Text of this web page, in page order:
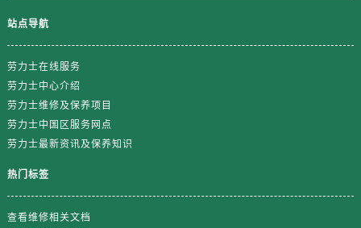
站点导航
劳力士在线服务
劳力士中心介绍
劳力士维修及保养项目
劳力士中国区服务网点
劳力士最新资讯及保养知识
热门标签
查看维修相关文档